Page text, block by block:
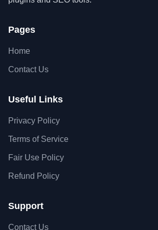
Pages
Home
Contact Us
Useful Links
Privacy Policy
Terms of Service
Fair Use Policy
Refund Policy
Support
Contact Us